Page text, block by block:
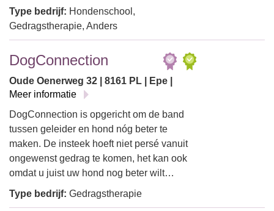
Type bedrijf: Hondenschool,
Gedragstherapie, Anders
DogConnection
Oude Oenerweg 32 | 8161 PL | Epe |
Meer informatie
DogConnection is opgericht om de band
tussen geleider en hond nóg beter te
maken. De insteek hoeft niet persé vanuit
ongewenst gedrag te komen, het kan ook
omdat u juist uw hond nog beter wilt…
Type bedrijf: Gedragstherapie